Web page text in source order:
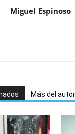
Miguel Espinoso
Más del autor